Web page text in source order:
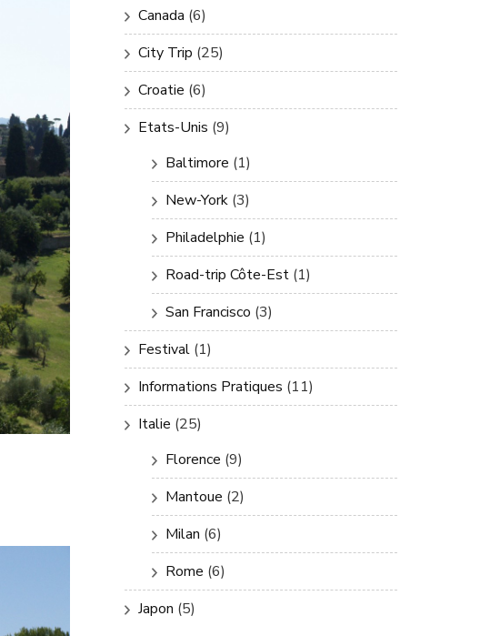
Canada (6)
City Trip (25)
Croatie (6)
Etats-Unis (9)
Baltimore (1)
New-York (3)
Philadelphie (1)
Road-trip Côte-Est (1)
San Francisco (3)
Festival (1)
Informations Pratiques (11)
Italie (25)
Florence (9)
Mantoue (2)
Milan (6)
Rome (6)
Japon (5)